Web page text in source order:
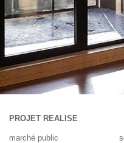
PROJET REALISE
marché public